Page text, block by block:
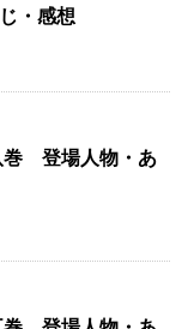
・感想
巻 登場人物・あ